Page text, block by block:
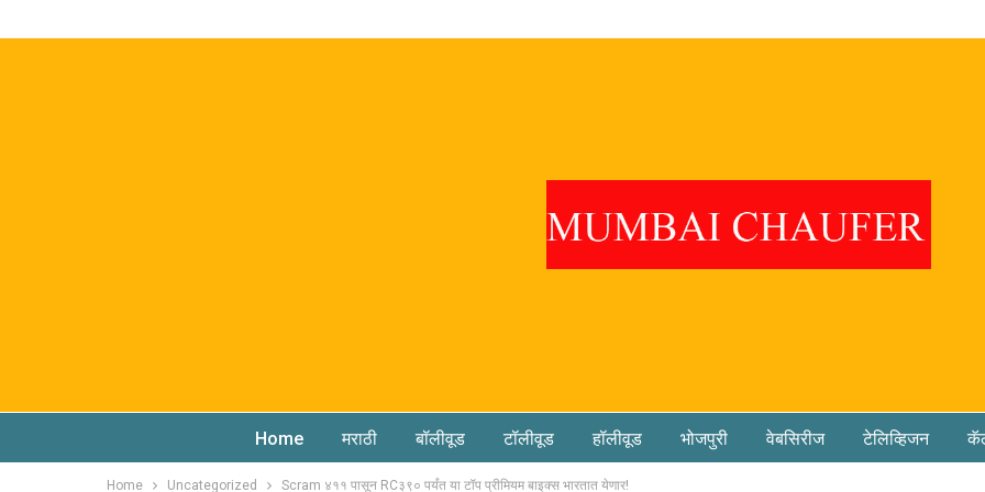
Home मराठी बॉलीवूड टॉलीवूड हॉलीवूड भोजपुरी वेबसिरीज टेलिव्हिजन
Home Uncategorized Scram ४११ पासून RC३९० पर्यंत या टॉप प्रीमियम बाइक्स भारतात येणार!